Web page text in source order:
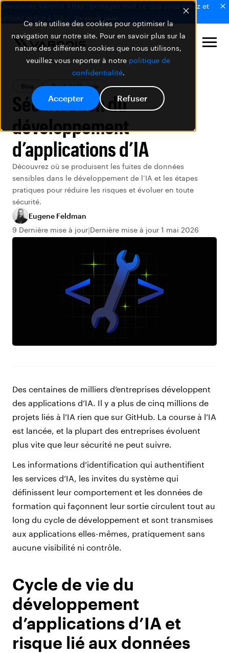
Ce site utilise des cookies pour optimiser la
navigation sur notre site. Pour en savoir plus sur la
nature des différents cookies que nous utilisons,
veuillez vous reporter à notre politique de
confidentialité.
Accepter Refuser
Découvrez Varonis Atlas : protégez tout ce que vous créez et
utilisez grâce à l'IA.
En savoir plus
Blog Produits Varonis
Sécurisation du
développement
d’applications d’IA
Découvrez où se produisent les fuites de données
sensibles dans le développement de l’IA et les étapes
pratiques pour réduire les risques et évoluer en toute
sécurité.
Eugene Feldman
9 Dernière mise à jour Dernière mise à jour 1 mai 2026
Des centaines de milliers d’entreprises développent
des applications d’IA. Il y a plus de cinq millions de
projets liés à l’IA rien que sur GitHub. La course à l’IA
est lancée, et la plupart des entreprises évoluent
plus vite que leur sécurité ne peut suivre.
Les informations d’identification qui authentifient
les services d’IA, les invites du système qui
définissent leur comportement et les données de
formation qui façonnent leur sortie circulent tout au
long du cycle de développement et sont transmises
aux applications elles-mêmes, pratiquement sans
aucune visibilité ni contrôle.
Cycle de vie du
développement
d’applications d’IA et
risque lié aux données